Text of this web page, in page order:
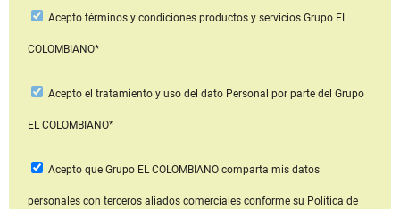
Aceptotérminos y condiciones productos y serviciosGrupo EL
COLOMBIANO*
Acepto el tratamiento y uso del dato Personal por parte del Grupo
EL COLOMBIANO*
Acepto que Grupo EL COLOMBIANOcomparta mis datos
personales con terceros aliados comerciales conforme su Política de